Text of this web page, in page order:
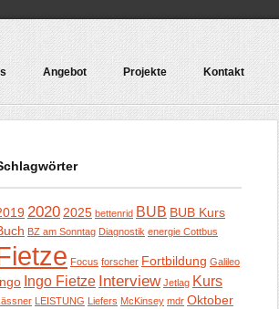
Angebot Projekte Kontakt
2020 2025 bettenrid BUB BUB Kurs
BZ am Sonntag Diagnostik energie Cottbus
Focus forscher Fortbildung Galileo
Ingo Ingo Fietze Interview Jetlag Kurs
LEISTUNG Liefers McKinsey mdr Oktober